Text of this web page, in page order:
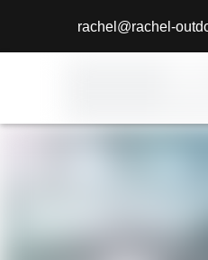
rachel@rachel-